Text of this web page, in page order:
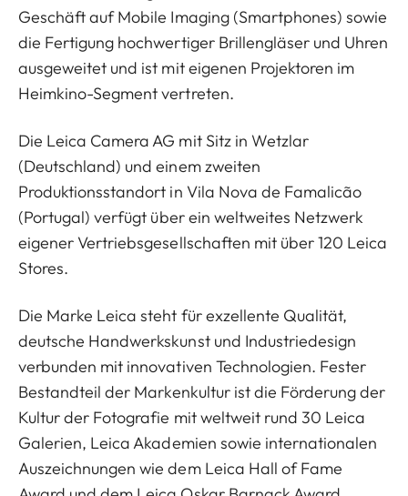
Geschäft auf Mobile Imaging (Smartphones) sowie
die Fertigung hochwertiger Brillengläser und Uhren
ausgeweitet und ist mit eigenen Projektoren im
Heimkino-Segment vertreten.
Die Leica Camera AG mit Sitz in Wetzlar
(Deutschland) und einem zweiten
Produktionsstandort in Vila Nova de Famalicão
(Portugal) verfügt über ein weltweites Netzwerk
eigener Vertriebsgesellschaften mit über 120 Leica
Stores.
Die Marke Leica steht für exzellente Qualität,
deutsche Handwerkskunst und Industriedesign
verbunden mit innovativen Technologien. Fester
Bestandteil der Markenkultur ist die Förderung der
Kultur der Fotografie mit weltweit rund 30 Leica
Galerien, Leica Akademien sowie internationalen
Auszeichnungen wie dem Leica Hall of Fame